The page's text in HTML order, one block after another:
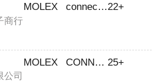
商行
MOLEX connector22+
司
MOLEX CONNECTOR 25+